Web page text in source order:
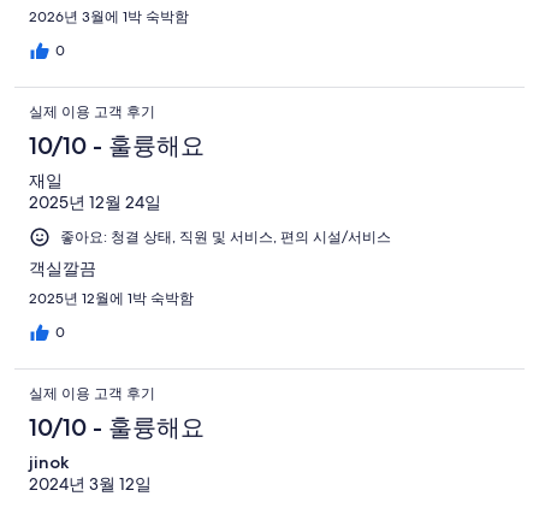
2026년 3월에 1박 숙박함
0
실제 이용 고객 후기
10/10 - 훌륭해요
재일
2025년 12월 24일
좋아요: 청결 상태, 직원 및 서비스, 편의 시설/서비스
객실깔끔
2025년 12월에 1박 숙박함
0
실제 이용 고객 후기
10/10 - 훌륭해요
jinok
2024년 3월 12일